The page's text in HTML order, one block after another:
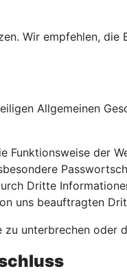
Wir empfehlen, die
Allgemeinen
Funktionsweise der
Dritte
uns beauftragten
unterbrechen oder